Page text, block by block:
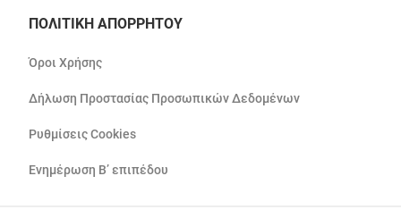
ΠΟΛΙΤΙΚΗ ΑΠΟΡΡΗΤΟΥ
Όροι Χρήσης
Δήλωση Προστασίας Προσωπικών Δεδομένων
Ρυθμίσεις Cookies
Ενημέρωση Β’ επιπέδου